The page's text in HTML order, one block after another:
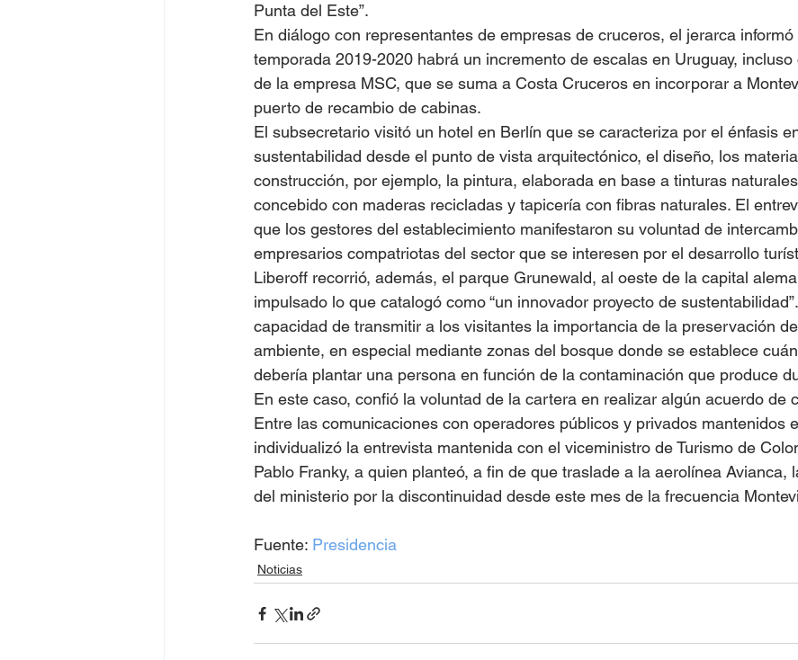
Punta del Este”.
En diálogo con representantes de empresas de cruceros, el jerarca
temporada 2019-2020 habrá un incremento de escalas en Uruguay,
de la empresa MSC, que se suma a Costa Cruceros en incorporar a
puerto de recambio de cabinas.
El subsecretario visitó un hotel en Berlín que se caracteriza por el énfasis
sustentabilidad desde el punto de vista arquitectónico, el diseño, los
construcción, por ejemplo, la pintura, elaborada en base a tinturas
concebido con maderas recicladas y tapicería con fibras naturales. El
que los gestores del establecimiento manifestaron su voluntad de
empresarios compatriotas del sector que se interesen por el desarrollo
Liberoff recorrió, además, el parque Grunewald, al oeste de la capital
impulsado lo que catalogó como “un innovador proyecto de
capacidad de transmitir a los visitantes la importancia de la preservación
ambiente, en especial mediante zonas del bosque donde se establece
debería plantar una persona en función de la contaminación que produce
En este caso, confió la voluntad de la cartera en realizar algún acuerdo de
Entre las comunicaciones con operadores públicos y privados mantenidos
individualizó la entrevista mantenida con el viceministro de Turismo de
Pablo Franky, a quien planteó, a fin de que traslade a la aerolínea Avianca,
del ministerio por la discontinuidad desde este mes de la frecuencia
Fuente: Presidencia
Noticias